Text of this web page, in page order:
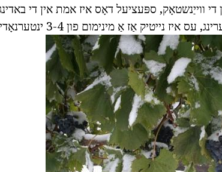
די ווייַנשטאָק, ספּעציעל דאָס איז אמת אין די
פייַכט זומער. פֿאַר מצליח ווינטערינג,